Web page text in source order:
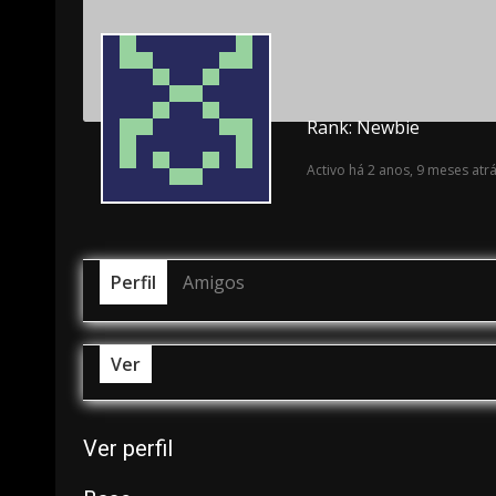
Rank: Newbie
Activo há 2 anos, 9 meses
Perfil Amigos
Ver
Ver perfil